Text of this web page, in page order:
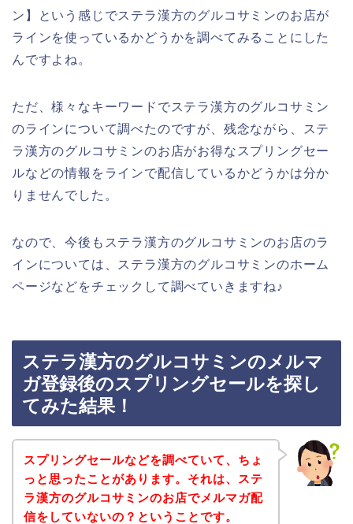
ン】という感じでステラ漢方のグルコサミンのお店が
ラインを使っているかどうかを調べてみることにした
んですよね。
ただ、様々なキーワードでステラ漢方のグルコサミン
のラインについて調べたのですが、残念ながら、ステ
ラ漢方のグルコサミンのお店がお得なスプリングセー
ルなどの情報をラインで配信しているかどうかは分か
りませんでした。
なので、今後もステラ漢方のグルコサミンのお店のラ
インについては、ステラ漢方のグルコサミンのホーム
ページなどをチェックして調べていきますね♪
ステラ漢方のグルコサミンのメルマ
ガ登録後のスプリングセールを探し
てみた結果！
スプリングセールなどを調べていて、ちょ
っと思ったことがあります。それは、ステ
ラ漢方のグルコサミンのお店でメルマガ配
信をしていないの？ということです。